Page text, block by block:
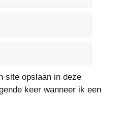
site opslaan in deze
keer wanneer ik een